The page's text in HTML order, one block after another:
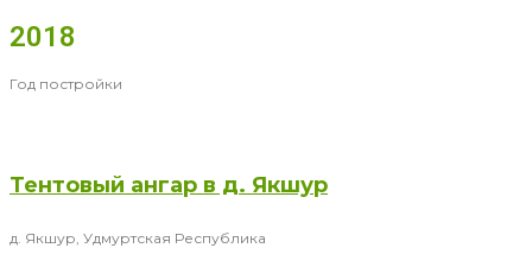
2018
Год постройки
Тентовый ангар в д. Якшур
д. Якшур, Удмуртская Республика